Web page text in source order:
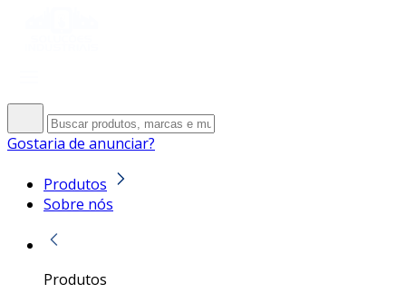
Gostaria de anunciar?
Produtos
Sobre nós
Produtos